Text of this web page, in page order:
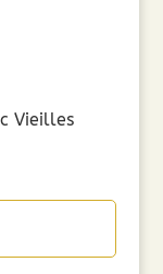
Vieilles